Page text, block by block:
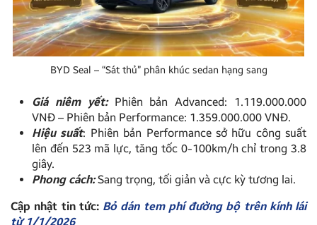
BYD Seal – “Sát thủ” phân khúc sedan hạng sang
Giá niêm yết:Phiên bản Advanced: 1.119.000.000
VNĐ – Phiên bản Performance: 1.359.000.000 VNĐ.
Hiệu suất: Phiên bản Performance sở hữu công suất
lên đến 523 mã lực, tăng tốc 0-100km/h chỉ trong 3.8
giây.
Phong cách:Sang trọng, tối giản và cực kỳ tương lai.
Cập nhật tin tức: Bỏ dán tem phí đường bộ trên kính lái
từ 1/1/2026